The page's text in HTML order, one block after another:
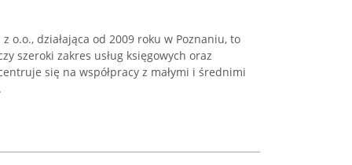
o.o., działająca od 2009 roku w Poznaniu, to
szeroki zakres usług księgowych oraz
się na współpracy z małymi i średnimi